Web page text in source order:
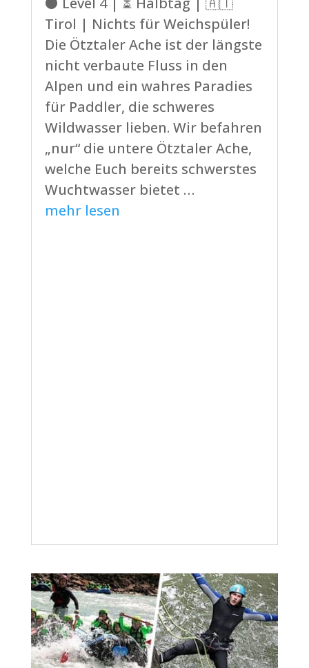
Tirol | Nichts für Weichspüler!
Die Ötztaler Ache ist der längste
nicht verbaute Fluss in den
Alpen und ein wahres Paradies
für Paddler, die schweres
Wildwasser lieben. Wir befahren
„nur“ die untere Ötztaler Ache,
welche Euch bereits schwerstes
Wuchtwasser bietet …
mehr lesen